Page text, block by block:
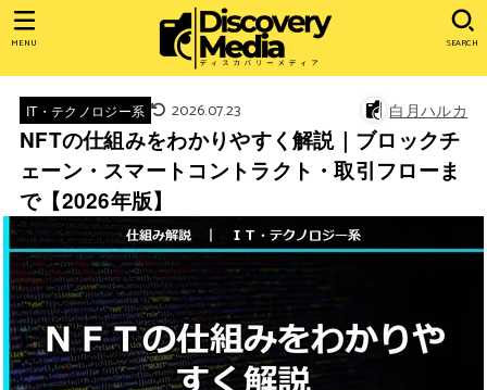
SEARCH
MENU
IT・テクノロジー系 2026.07.23 白月ハルカ
NFTの仕組みをわかりやすく解説｜ブロックチ
ェーン・スマートコントラクト・取引フローま
で【2026年版】